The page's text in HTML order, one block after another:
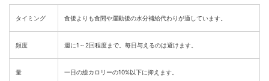
タイミング 食後よりも食間や運動後の水分補給代わりが適しています。
頻度 週に1～2回程度まで。毎日与えるのは避けます。
量 一日の総カロリーの10%以下に抑えます。